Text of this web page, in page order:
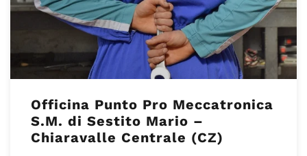
Officina Punto Pro Meccatronica
S.M. di Sestito Mario –
Chiaravalle Centrale (CZ)